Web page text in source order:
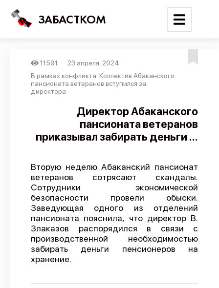
ЗАБАСТКОМ
Войти
Новости
Карта событий
Отчеты
Предложить публикацию
Справочник
API
О проекте
Политика конфиденциальности
11591
23 апреля, 2024
В рамках конфликта: Коллектив Абаканского
пансионата ветеранов вступился за
директора
Директор Абаканского
пансионата ветеранов
приказывал забирать деньги ...
Вторую неделю Абаканский пансионат
ветеранов сотрясают скандалы.
Сотрудники экономической
безопасности провели обыски.
Заведующая одного из отделений
пансионата пояснила, что директор В.
Злаказов распорядился в связи с
производственной необходимостью
забирать деньги пенсионеров на
хранение.